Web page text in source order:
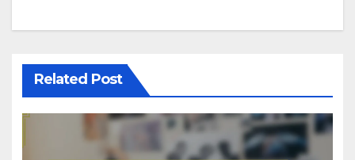
Related Post